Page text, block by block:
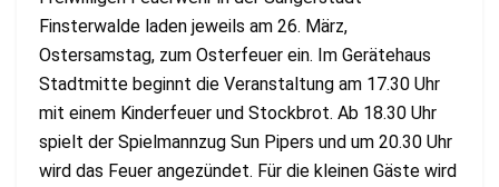
Finsterwalde laden jeweils am 26. März,
Ostersamstag, zum Osterfeuer ein. Im Gerätehaus
Stadtmitte beginnt die Veranstaltung am 17.30 Uhr
mit einem Kinderfeuer und Stockbrot. Ab 18.30 Uhr
spielt der Spielmannzug Sun Pipers und um 20.30 Uhr
wird das Feuer angezündet. Für die kleinen Gäste wird